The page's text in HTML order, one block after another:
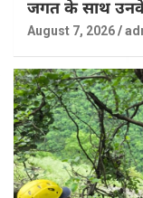
जगत के साथ
August 7, 2026